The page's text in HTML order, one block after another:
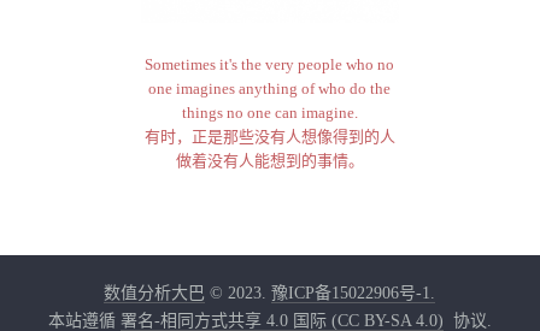
Sometimes it's the very people who no
one imagines anything of who do the
things no one can imagine.
有时，正是那些没有人想像得到的人
做着没有人能想到的事情。
数值分析大巴 © 2023.豫ICP备15022906号-1.
本站遵循 署名-相同方式共享 4.0 国际 (CC BY-SA 4.0) 协议.